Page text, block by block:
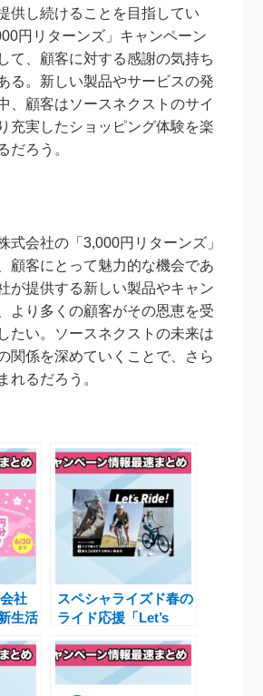
供し続けることを目指してい
円リターンズ」キャンペーン
て、顧客に対する感謝の気持ち
る。新しい製品やサービスの発
、顧客はソースネクストのサイ
充実したショッピング体験を楽
だろう。
式会社の「3,000円リターンズ」
顧客にとって魅力的な機会であ
が提供する新しい製品やキャン
より多くの顧客がその恩恵を受
たい。ソースネクストの未来は
関係を深めていくことで、さら
れるだろう。
社
生活
ト
スペシャライズド春の
ライド応援「Let’s
でお得なバイク購入体